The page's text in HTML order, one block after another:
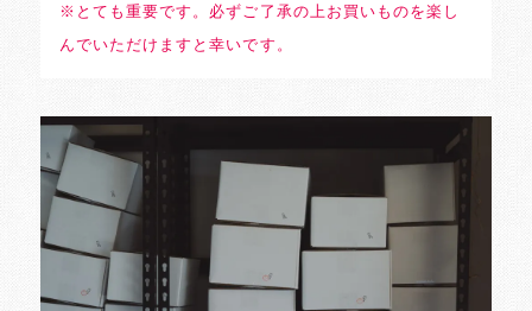
※とても重要です。必ずご了承の上お買いものを楽し
んでいただけますと幸いです。